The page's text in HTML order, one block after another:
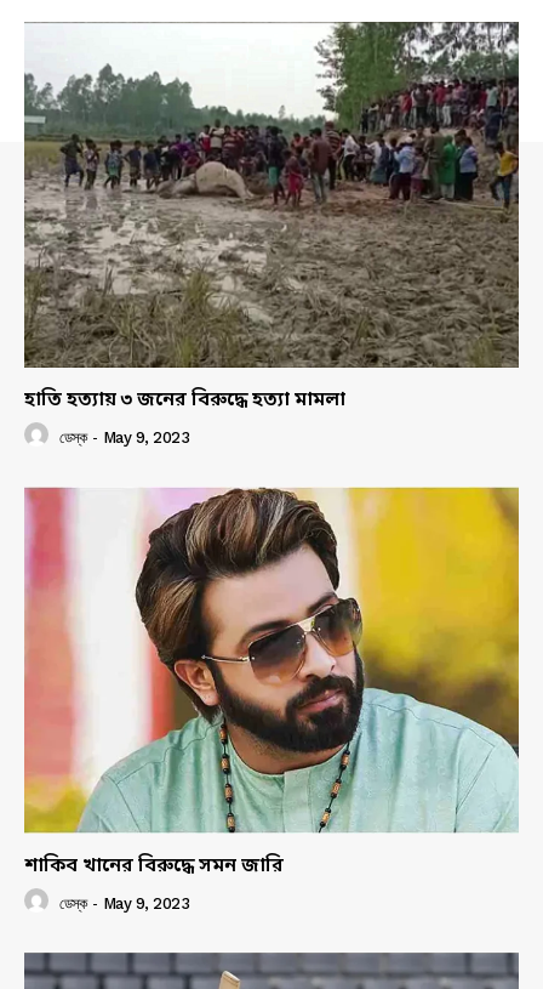
হাতি হত্যায় ৩ জনের বিরুদ্ধে হত্যা মামলা
ডেস্ক - May 9, 2023
শাকিব খানের বিরুদ্ধে সমন জারি
ডেস্ক - May 9, 2023